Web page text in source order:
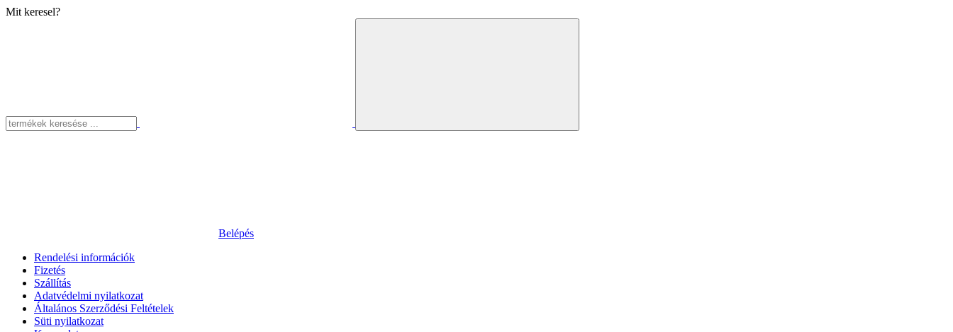
Mit keresel?
Belépés
Rendelési információk
Fizetés
Szállítás
Adatvédelmi nyilatkozat
Általános Szerződési Feltételek
Süti nyilatkozat